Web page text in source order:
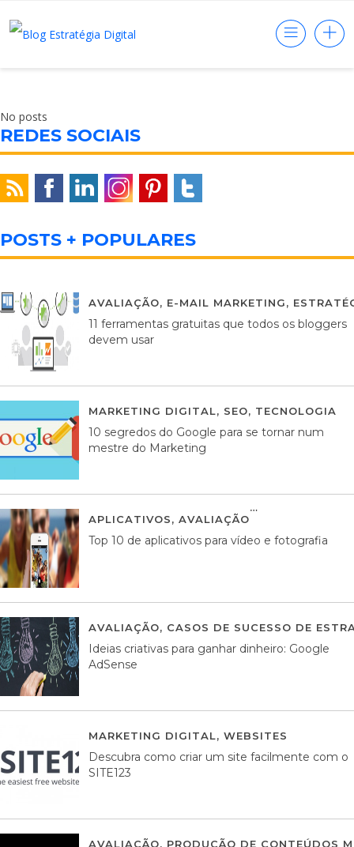
No posts
REDES SOCIAIS
POSTS + POPULARES
AVALIAÇÃO, E-MAIL MARKETING,
11 ferramentas gratuitas que todos os bloggers
devem usar
MARKETING DIGITAL, SEO, TECNOLOGIA
10 segredos do Google para se tornar num
mestre do Marketing
APLICATIVOS, AVALIAÇÃO
Top 10 de aplicativos para vídeo e fotografia
AVALIAÇÃO, CASOS DE SUCESSO DE
Ideias criativas para ganhar dinheiro: Google
AdSense
MARKETING DIGITAL, WEBSITES
Descubra como criar um site facilmente com o
SITE123
AVALIAÇÃO, PRODUÇÃO DE CONTEÚDOS